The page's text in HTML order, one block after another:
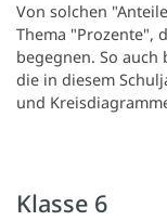
Von solchen
Thema "Prozente",
begegnen. So
die in diesem
und
Klasse 6